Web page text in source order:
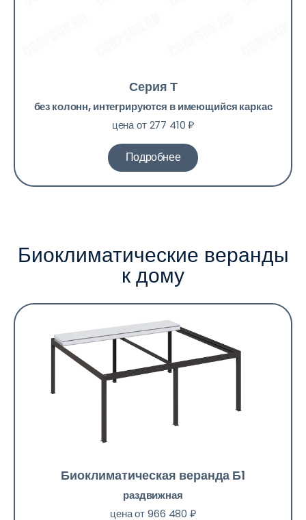
Серия Т
без колонн, интегрируются в имеющийся каркас
цена от 277 410 ₽
Подробнее
Биоклиматические веранды
к дому
Биоклиматическая веранда Б1
раздвижная
цена от 966 480 ₽